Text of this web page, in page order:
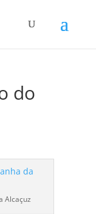
do
Alcaçuz